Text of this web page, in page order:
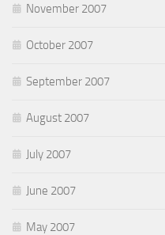
November 2007
October 2007
September 2007
August 2007
July 2007
June 2007
May 2007